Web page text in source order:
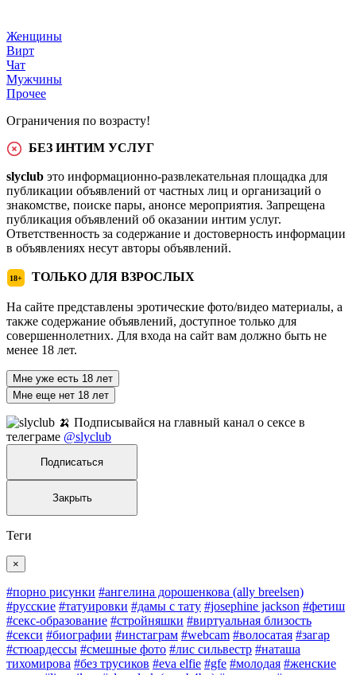
Женщины
Вирт
Чат
Мужчины
Прочее
Ограничения по возрасту!
БЕЗ ИНТИМ УСЛУГ
slyclub это информационно-развлекательная площадка для
публикации объявлений от частных лиц и организаций о
знакомстве, поиске пары, анонсе мероприятия. Запрещена
публикация объявлений об оказании интим услуг.
Ответственность за содержание и достоверность информации
в объявлениях несут авторы объявлений.
18+ ТОЛЬКО ДЛЯ ВЗРОСЛЫХ
На сайте представлены эротические фото/видео материалы, а
также содержание объявлений, доступное только для
совершеннолетних. Для входа на сайт вам должно быть не
менее 18 лет.
Мне уже есть 18 лет
Мне еще нет 18 лет
🍌 Подписывайся на главный канал о сексе в
телеграме @slyclub
Подписаться
Закрыть
Теги
×
#порно рисунки #ангелина дорошенкова (ally breelsen)
#русские #татуировки #дамы с тату #josephine jackson #фетиш
#секс-образование #стройняшки #виртуальная близость
#секси #биографии #инстаграм #webcam #волосатая #загар
#стюардессы #смешные фото #лис сильвестр #наташа
тихомирова #без трусиков #eva elfie #gfe #молодая #женские